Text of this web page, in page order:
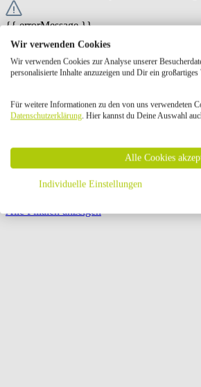
{{ errorMessage }}
{{
{{ store.label }}
Ausgewählt Auswählen Öffnungszeiten
Öffnungszeiten:
Seite {{ pagination.page }} von {{
Alle Filialen anzeigen
Wir verwenden Cookies
Wir verwenden Cookies zur Analyse unserer
personalisierte Inhalte anzuzeigen und Dir ein großartiges
Für weitere Informationen zu den von uns verwendeten
Datenschutzerklärung. Hier kannst du Deine Auswahl
Alle Cookies
Individuelle Einstellungen